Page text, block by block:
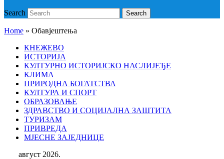
Search Search
Home » Обавјештења
КНЕЖЕВО
ИСТОРИЈА
КУЛТУРНО ИСТОРИЈСКО НАСЛИЈЕЂЕ
КЛИМА
ПРИРОДНА БОГАТСТВА
КУЛТУРА И СПОРТ
ОБРАЗОВАЊЕ
ЗДРАВСТВО И СОЦИЈАЛНА ЗАШТИТА
ТУРИЗАМ
ПРИВРЕДА
МЈЕСНЕ ЗАЈЕДНИЦЕ
август 2026.